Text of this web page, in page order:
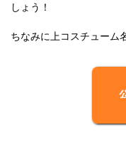
しょう！
ちなみに上コスチューム